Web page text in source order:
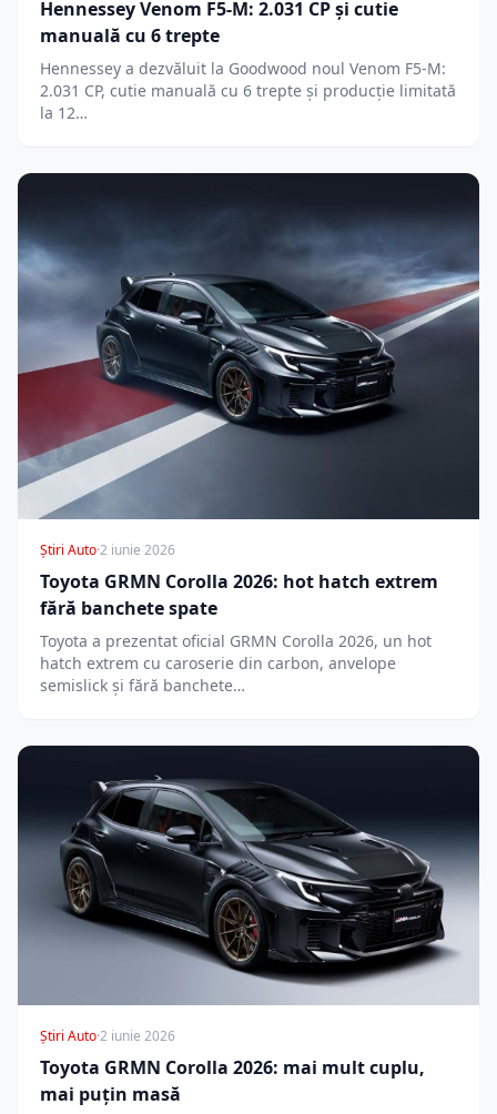
Hennessey Venom F5-M: 2.031 CP și cutie
manuală cu 6 trepte
Hennessey a dezvăluit la Goodwood noul Venom F5-M:
2.031 CP, cutie manuală cu 6 trepte și producție limitată
la 12…
Știri Auto·2 iunie 2026
Toyota GRMN Corolla 2026: hot hatch extrem
fără banchete spate
Toyota a prezentat oficial GRMN Corolla 2026, un hot
hatch extrem cu caroserie din carbon, anvelope
semislick și fără banchete…
Știri Auto·2 iunie 2026
Toyota GRMN Corolla 2026: mai mult cuplu,
mai puțin masă